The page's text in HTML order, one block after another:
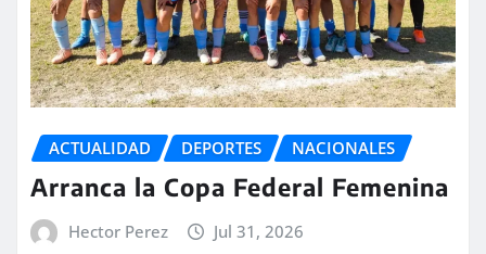
ACTUALIDAD DEPORTES NACIONALES
Arranca la Copa Federal Femenina
Hector Perez Jul 31, 2026